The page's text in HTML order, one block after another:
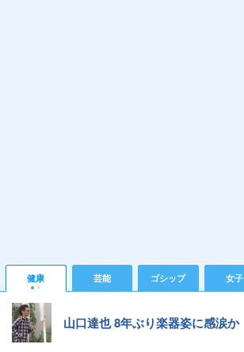
健康 芸能 ゴシップ 女子
山口達也 8年ぶり楽器姿に感涙か